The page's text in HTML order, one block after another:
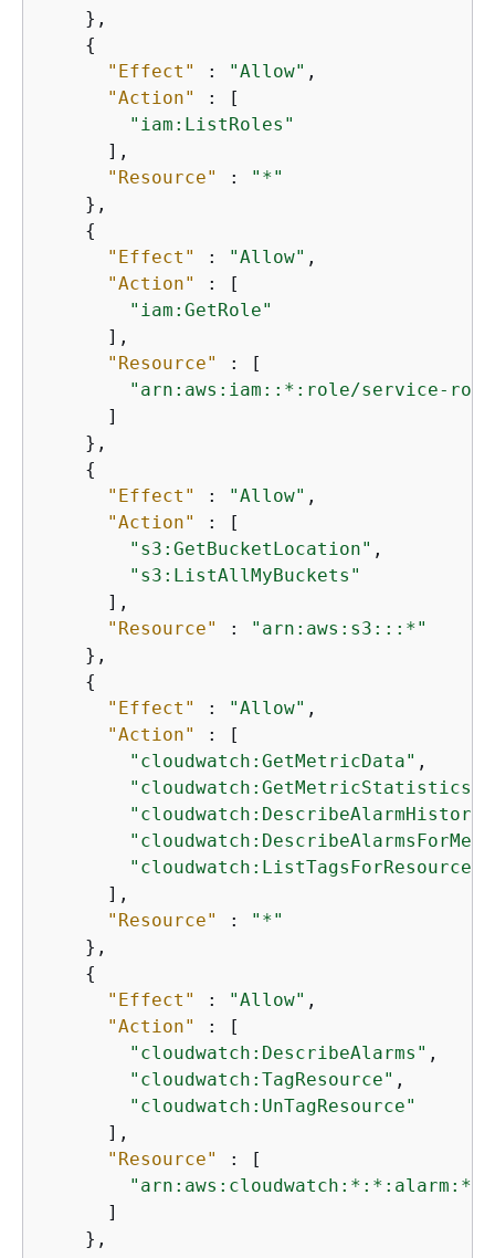
    },
{
"Effect"
: "Allow" ,
"Action"
: [
"iam:ListRoles"
      ],
"Resource"
:
"*"
    },
{
"Effect"
: "Allow" ,
"Action"
: [
"iam:GetRole"
      ],
"Resource"
: [
"arn:aws:iam::*:role/service-role/
      ]
    },
{
"Effect"
: "Allow" ,
"Action"
: [
"s3:GetBucketLocation" ,
"s3:ListAllMyBuckets"
      ],
"Resource"
:
"arn:aws:s3:::*"
    },
{
"Effect"
: "Allow" ,
"Action"
: [
"cloudwatch:GetMetricData" ,
"cloudwatch:GetMetricStatistics"
"cloudwatch:DescribeAlarmHistory"
"cloudwatch:ListTagsForResource"
      ],
"Resource"
:
"*"
    },
{
"Effect"
: "Allow" ,
"Action"
: [
"cloudwatch:DescribeAlarms" ,
"cloudwatch:TagResource" ,
"cloudwatch:UnTagResource"
      ],
"Resource"
: [
"arn:aws:cloudwatch:*:*:alarm:*"
      ]
    },